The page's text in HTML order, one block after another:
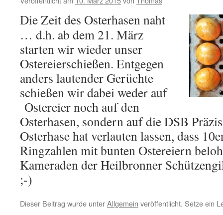
Die Zeit des Osterhasen naht
… d.h. ab dem 21. März
starten wir wieder unser
Ostereierschießen. Entgegen
anders lautender Gerüchte
schießen wir dabei weder auf
Ostereier noch auf den
Osterhasen, sondern auf die DSB
Osterhase hat verlauten lassen, dass
Ringzahlen mit bunten Ostereiern
Kameraden der Heilbronner
;-)
Dieser Beitrag wurde unterAllgemein veröffentlicht. Setze ein